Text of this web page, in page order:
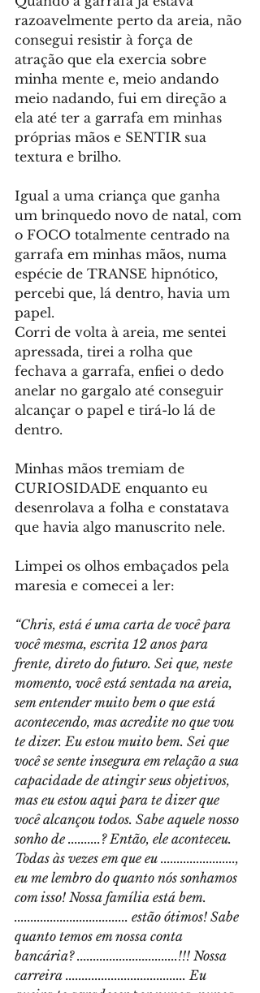
razoavelmente perto da areia, não
consegui resistir à força de
atração que ela exercia sobre
minha mente e, meio andando
meio nadando, fui em direção a
ela até ter a garrafa em minhas
próprias mãos e SENTIR sua
textura e brilho.
Igual a uma criança que ganha
um brinquedo novo de natal, com
o FOCO totalmente centrado na
garrafa em minhas mãos, numa
espécie de TRANSE hipnótico,
percebi que, lá dentro, havia um
papel.
Corri de volta à areia, me sentei
apressada, tirei a rolha que
fechava a garrafa, enfiei o dedo
anelar no gargalo até conseguir
alcançar o papel e tirá-lo lá de
dentro.
Minhas mãos tremiam de
CURIOSIDADE enquanto eu
desenrolava a folha e constatava
que havia algo manuscrito nele.
Limpei os olhos embaçados pela
maresia e comecei a ler:
“Chris, está é uma carta de você para
você mesma, escrita 12 anos para
frente, direto do futuro. Sei que, neste
momento, você está sentada na areia,
sem entender muito bem o que está
acontecendo, mas acredite no que vou
te dizer. Eu estou muito bem. Sei que
você se sente insegura em relação a sua
capacidade de atingir seus objetivos,
mas eu estou aqui para te dizer que
você alcançou todos. Sabe aquele nosso
sonho de ..........? Então, ele aconteceu.
Todas às vezes em que eu .......................,
eu me lembro do quanto nós sonhamos
com isso! Nossa família está bem.
................................... estão ótimos! Sabe
quanto temos em nossa conta
bancária? ...............................!!! Nossa
carreira ..................................... Eu